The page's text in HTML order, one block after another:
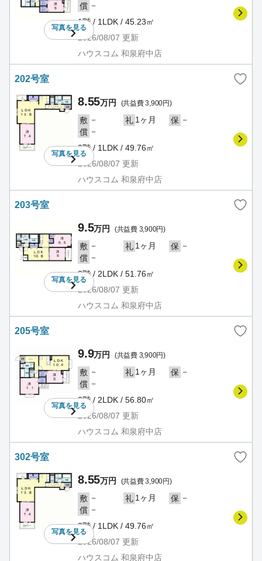
写真を見る
償 －
1階 / 1LDK / 45.23㎡
2026/08/07 更新
ハウスコム 和泉府中店
202号室
写真を見る
8.55万円 (共益費 3,900円)
敷 － 礼 1ヶ月 保 －
償 －
2階 / 1LDK / 49.76㎡
2026/08/07 更新
ハウスコム 和泉府中店
203号室
写真を見る
9.5万円 (共益費 3,900円)
敷 － 礼 1ヶ月 保 －
償 －
2階 / 2LDK / 51.76㎡
2026/08/07 更新
ハウスコム 和泉府中店
205号室
写真を見る
9.9万円 (共益費 3,900円)
敷 － 礼 1ヶ月 保 －
償 －
2階 / 2LDK / 56.80㎡
2026/08/07 更新
ハウスコム 和泉府中店
302号室
写真を見る
8.55万円 (共益費 3,900円)
敷 － 礼 1ヶ月 保 －
償 －
3階 / 1LDK / 49.76㎡
2026/08/07 更新
ハウスコム 和泉府中店